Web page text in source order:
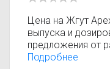
Цена на Жгут
выпуска и
предложения от
быстро найти,
Подробнее